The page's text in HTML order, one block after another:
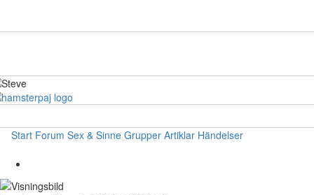
Start Forum Sex & Sinne Grupper Artiklar Händelser